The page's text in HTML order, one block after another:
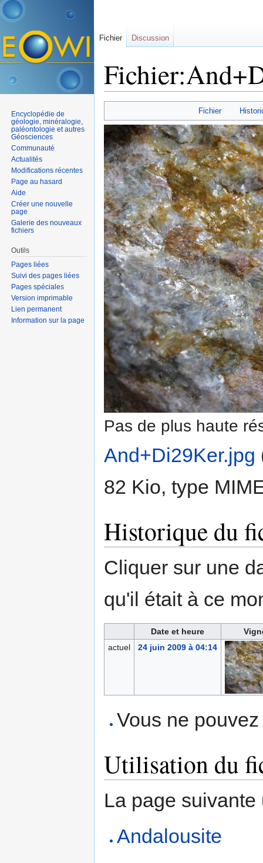
Fichier
Pas de plus haute
And+Di29Ker.jpg
82 Kio, type
Historique du
Cliquer sur une
qu'il était à ce
Date et heure
actuel
24 juin 2009 à 04:14
Vous ne
Utilisation du
La page
Andalousite
Fichier Discussion
Encyclopédie de
géologie, minéralogie,
paléontologie et autres
Géosciences
Communauté
Actualités
Modifications récentes
Page au hasard
Aide
Créer une nouvelle
page
Galerie des nouveaux
fichiers
Outils
Pages liées
Suivi des pages liées
Pages spéciales
Version imprimable
Lien permanent
Information sur la page